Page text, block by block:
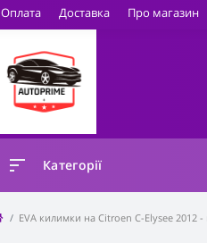
Оплата Доставка Про магазин
Категорії
EVA килимки на Citroen C-Elysee 2012 -